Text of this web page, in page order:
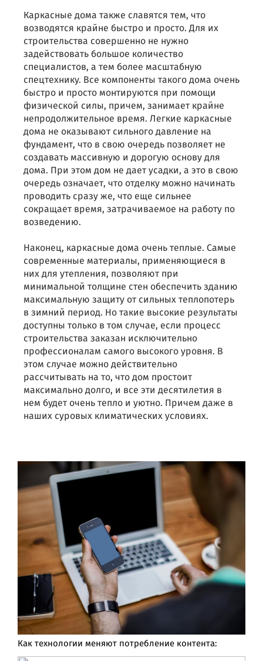
Каркасные дома также славятся тем, что
возводятся крайне быстро и просто. Для их
строительства совершенно не нужно
задействовать большое количество
специалистов, а тем более масштабную
спецтехнику. Все компоненты такого дома очень
быстро и просто монтируются при помощи
физической силы, причем, занимает крайне
непродолжительное время. Легкие каркасные
дома не оказывают сильного давление на
фундамент, что в свою очередь позволяет не
создавать массивную и дорогую основу для
дома. При этом дом не дает усадки, а это в свою
очередь означает, что отделку можно начинать
проводить сразу же, что еще сильнее
сокращает время, затрачиваемое на работу по
возведению.
Наконец, каркасные дома очень теплые. Самые
современные материалы, применяющиеся в
них для утепления, позволяют при
минимальной толщине стен обеспечить зданию
максимальную защиту от сильных теплопотерь
в зимний период. Но такие высокие результаты
доступны только в том случае, если процесс
строительства заказан исключительно
профессионалам самого высокого уровня. В
этом случае можно действительно
рассчитывать на то, что дом простоит
максимально долго, и все эти десятилетия в
нем будет очень тепло и уютно. Причем даже в
наших суровых климатических условиях.
Как технологии меняют потребление контента: